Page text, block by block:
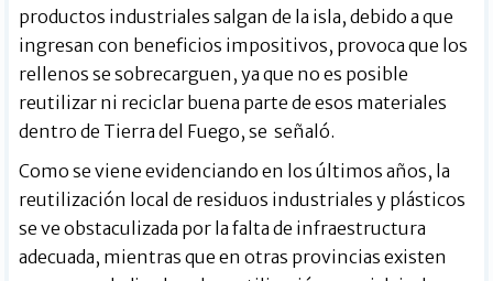
productos industriales salgan de la isla, debido a que
ingresan con beneficios impositivos, provoca que los
rellenos se sobrecarguen, ya que no es posible
reutilizar ni reciclar buena parte de esos materiales
dentro de Tierra del Fuego, se señaló.
Como se viene evidenciando en los últimos años, la
reutilización local de residuos industriales y plásticos
se ve obstaculizada por la falta de infraestructura
adecuada, mientras que en otras provincias existen